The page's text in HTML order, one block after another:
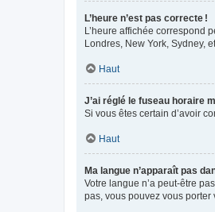
L’heure n’est pas correcte !
L’heure affichée correspond
Londres, New York, Sydney,
Haut
J’ai réglé le fuseau horaire
Si vous êtes certain d’avoir
Haut
Ma langue n’apparaît pas
Votre langue n’a peut-être
pas, vous pouvez vous porter